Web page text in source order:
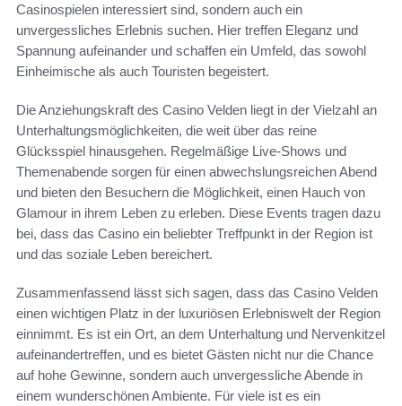
Casinospielen interessiert sind, sondern auch ein
unvergessliches Erlebnis suchen. Hier treffen Eleganz und
Spannung aufeinander und schaffen ein Umfeld, das sowohl
Einheimische als auch Touristen begeistert.
Die Anziehungskraft des Casino Velden liegt in der Vielzahl an
Unterhaltungsmöglichkeiten, die weit über das reine
Glücksspiel hinausgehen. Regelmäßige Live-Shows und
Themenabende sorgen für einen abwechslungsreichen Abend
und bieten den Besuchern die Möglichkeit, einen Hauch von
Glamour in ihrem Leben zu erleben. Diese Events tragen dazu
bei, dass das Casino ein beliebter Treffpunkt in der Region ist
und das soziale Leben bereichert.
Zusammenfassend lässt sich sagen, dass das Casino Velden
einen wichtigen Platz in der luxuriösen Erlebniswelt der Region
einnimmt. Es ist ein Ort, an dem Unterhaltung und Nervenkitzel
aufeinandertreffen, und es bietet Gästen nicht nur die Chance
auf hohe Gewinne, sondern auch unvergessliche Abende in
einem wunderschönen Ambiente. Für viele ist es ein